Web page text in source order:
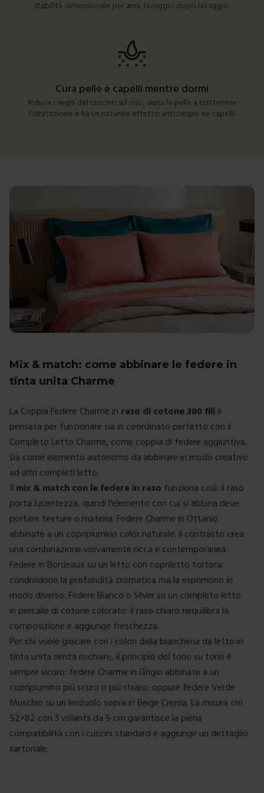
stabilità dimensionale per anni, lavaggio dopo lavaggio.
Cura pelle e capelli mentre dormi
Riduce i segni del cuscino sul viso, aiuta la pelle a trattenere
l'idratazione e ha un naturale effetto anticrespo sui capelli.
Mix & match: come abbinare le federe in
tinta unita Charme
La Coppia Federe Charme in raso di cotone 300 fili è
pensata per funzionare sia in coordinato perfetto con il
Completo Letto Charme, come coppia di federe aggiuntiva,
sia come elemento autonomo da abbinare in modo creativo
ad altri completi letto.
Il mix & match con le federe in raso funziona così: il raso
porta lucentezza, quindi l'elemento con cui si abbina deve
portare texture o materia. Federe Charme in Ottanio
abbinate a un copripiumino color naturale: il contrasto crea
una combinazione visivamente ricca e contemporanea.
Federe in Bordeaux su un letto con copriletto tortora:
condividono la profondità cromatica ma la esprimono in
modo diverso. Federe Bianco o Silver su un completo letto
in percalle di cotone colorato: il raso chiaro riequilibra la
composizione e aggiunge freschezza.
Per chi vuole giocare con i colori della biancheria da letto in
tinta unita senza rischiare, il principio del tono su tono è
sempre sicuro: federe Charme in Grigio abbinate a un
copripiumino più scuro o più chiaro, oppure federe Verde
Muschio su un lenzuolo sopra in Beige Crema. La misura cm
52×82 con 3 volants da 5 cm garantisce la piena
compatibilità con i cuscini standard e aggiunge un dettaglio
sartoriale.